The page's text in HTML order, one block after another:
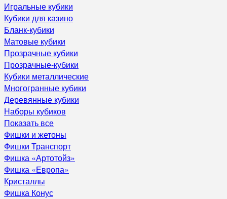
Игральные кубики
Кубики для казино
Бланк-кубики
Матовые кубики
Прозрачные кубики
Прозрачные-кубики
Кубики металлические
Многогранные кубики
Деревянные кубики
Наборы кубиков
Показать все
Фишки и жетоны
Фишки Транспорт
Фишка «Артотойз»
Фишка «Европа»
Кристаллы
Фишка Конус